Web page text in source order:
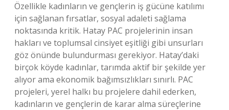
Özellikle kadınların ve gençlerin iş gücüne katılımı
için sağlanan fırsatlar, sosyal adaleti sağlama
noktasında kritik. Hatay PAC projelerinin insan
hakları ve toplumsal cinsiyet eşitliği gibi unsurları
göz önünde bulundurması gerekiyor. Hatay’daki
birçok köyde kadınlar, tarımda aktif bir şekilde yer
alıyor ama ekonomik bağımsızlıkları sınırlı. PAC
projeleri, yerel halkı bu projelere dahil ederken,
kadınların ve gençlerin de karar alma süreçlerine